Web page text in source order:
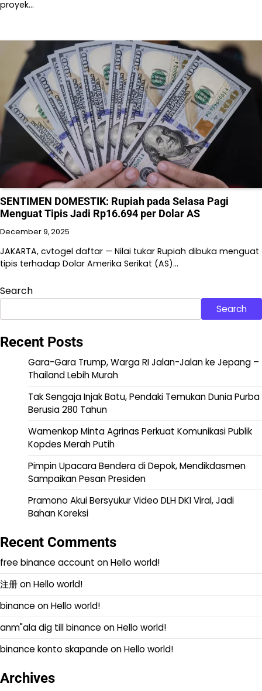
proyek…
SENTIMEN DOMESTIK: Rupiah pada Selasa Pagi
Menguat Tipis Jadi Rp16.694 per Dolar AS
December 9, 2025
JAKARTA, cvtogel daftar — Nilai tukar Rupiah dibuka menguat
tipis terhadap Dolar Amerika Serikat (AS)…
Search
Search
Recent Posts
Gara-Gara Trump, Warga RI Jalan-Jalan ke Jepang –
Thailand Lebih Murah
Tak Sengaja Injak Batu, Pendaki Temukan Dunia Purba
Berusia 280 Tahun
Wamenkop Minta Agrinas Perkuat Komunikasi Publik
Kopdes Merah Putih
Pimpin Upacara Bendera di Depok, Mendikdasmen
Sampaikan Pesan Presiden
Pramono Akui Bersyukur Video DLH DKI Viral, Jadi
Bahan Koreksi
Recent Comments
free binance account onHello world!
注册onHello world!
binance onHello world!
anm"ala dig till binance onHello world!
binance konto skapande onHello world!
Archives